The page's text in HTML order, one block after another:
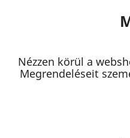
Nézzen körül a
Megrendeléseit